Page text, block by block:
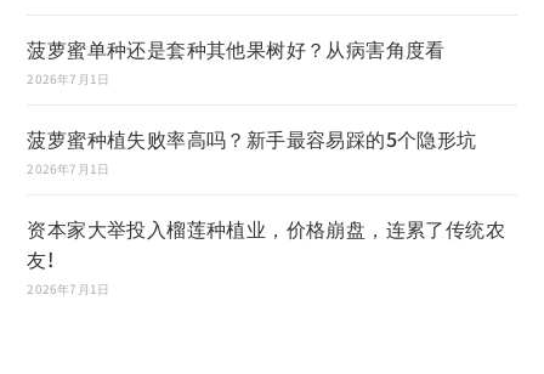
菠萝蜜单种还是套种其他果树好？从病害角度看
2026年7月1日
菠萝蜜种植失败率高吗？新手最容易踩的5个隐形坑
2026年7月1日
资本家大举投入榴莲种植业，价格崩盘，连累了传统农
友!
2026年7月1日